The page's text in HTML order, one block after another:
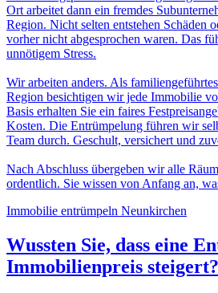
Ort arbeitet dann ein fremdes
Region. Nicht selten entstehen Schäden
vorher nicht abgesprochen waren. Das
unnötigem Stress.
Wir arbeiten anders. Als
Region besichtigen wir jede Immobilie
Basis erhalten Sie ein faires
Kosten. Die Entrümpelung führen wir
Team durch. Geschult, versichert und
Nach Abschluss übergeben wir alle
ordentlich. Sie wissen von Anfang an,
Immobilie entrümpeln Neunkirchen
Wussten Sie, dass eine
Immobilienpreis steigert?